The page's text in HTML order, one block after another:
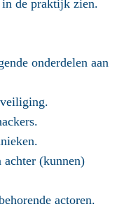
de praktijk zien.
onderdelen aan
achter (kunnen)
actoren.